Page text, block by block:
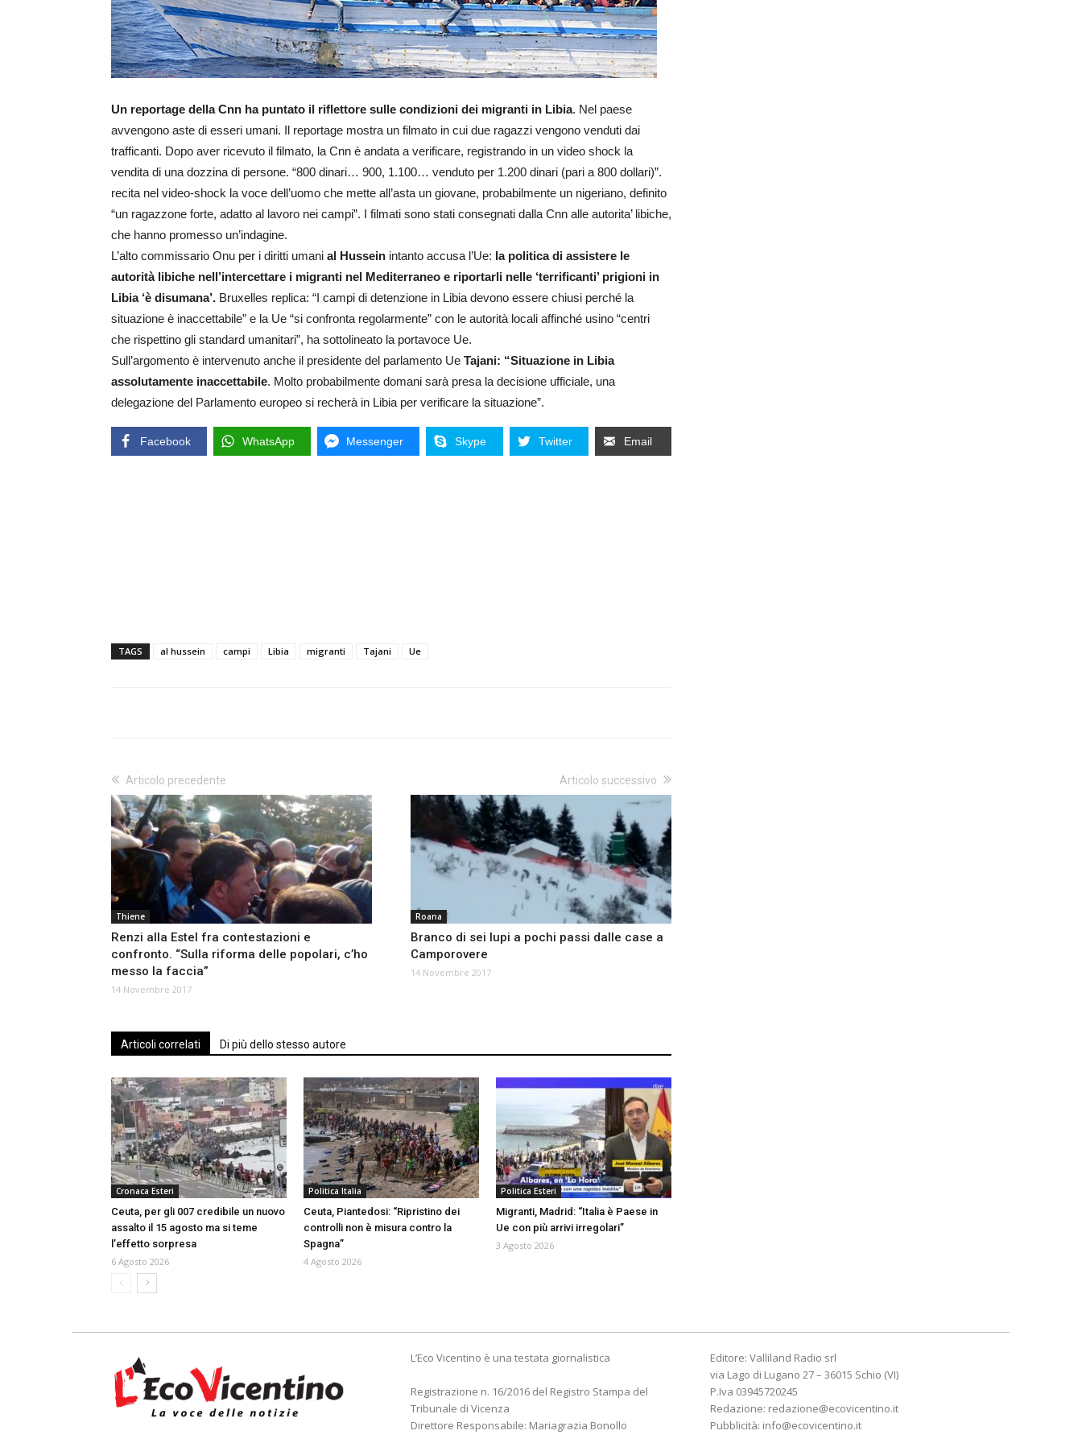
Un reportage della Cnn ha puntato il riflettore sulle condizioni dei migranti in Libia. Nel paese
avvengono aste di esseri umani. Il reportage mostra un filmato in cui due ragazzi vengono venduti dai
trafficanti. Dopo aver ricevuto il filmato, la Cnn è andata a verificare, registrando in un video shock la
vendita di una dozzina di persone. “800 dinari… 900, 1.100… venduto per 1.200 dinari (pari a 800 dollari)”.
recita nel video-shock la voce dell’uomo che mette all’asta un giovane, probabilmente un nigeriano, definito
“un ragazzone forte, adatto al lavoro nei campi”. I filmati sono stati consegnati dalla Cnn alle autorita’ libiche,
che hanno promesso un’indagine.
L’alto commissario Onu per i diritti umani al Hussein intanto accusa l’Ue: la politica di assistere le
autorità libiche nell’intercettare i migranti nel Mediterraneo e riportarli nelle ‘terrificanti’ prigioni in
Libia ‘è disumana’. Bruxelles replica: “I campi di detenzione in Libia devono essere chiusi perché la
situazione è inaccettabile” e la Ue “si confronta regolarmente” con le autorità locali affinché usino “centri
che rispettino gli standard umanitari”, ha sottolineato la portavoce Ue.
Sull’argomento è intervenuto anche il presidente del parlamento Ue Tajani: “Situazione in Libia
assolutamente inaccettabile. Molto probabilmente domani sarà presa la decisione ufficiale, una
delegazione del Parlamento europeo si recherà in Libia per verificare la situazione”.
Facebook WhatsApp Messenger Skype Twitter Email
TAGS al hussein campi Libia migranti Tajani Ue
Articolo precedente
Thiene
Renzi alla Estel fra contestazioni e
confronto. “Sulla riforma delle popolari, c’ho
messo la faccia”
14 Novembre 2017
Articolo successivo
Roana
Branco di sei lupi a pochi passi dalle case a
Camporovere
14 Novembre 2017
Articoli correlati Di più dello stesso autore
Cronaca Esteri
Ceuta, per gli 007 credibile un nuovo
assalto il 15 agosto ma si teme
l’effetto sorpresa
6 Agosto 2026
Politica Italia
Ceuta, Piantedosi: “Ripristino dei
controlli non è misura contro la
Spagna”
4 Agosto 2026
Politica Esteri
Migranti, Madrid: “Italia è Paese in
Ue con più arrivi irregolari”
3 Agosto 2026
L’Eco Vicentino è una testata giornalistica
Registrazione n. 16/2016 del Registro Stampa del
Tribunale di Vicenza
Direttore Responsabile: Mariagrazia Bonollo
Editore: Valliland Radio srl
via Lago di Lugano 27 – 36015 Schio (VI)
P.Iva 03945720245
Redazione: redazione@ecovicentino.it
Pubblicità: info@ecovicentino.it